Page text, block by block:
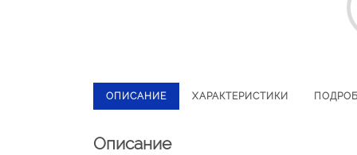
ОПИСАНИЕ ХАРАКТЕРИСТИКИ
Описание